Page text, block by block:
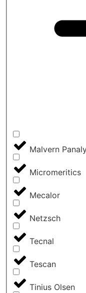
Malvern
Micromeritics
Mecalor
Netzsch
Tecnal
Tescan
Tinius Olsen